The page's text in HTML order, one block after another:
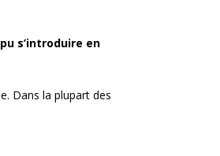
s’introduire en
Dans la plupart des